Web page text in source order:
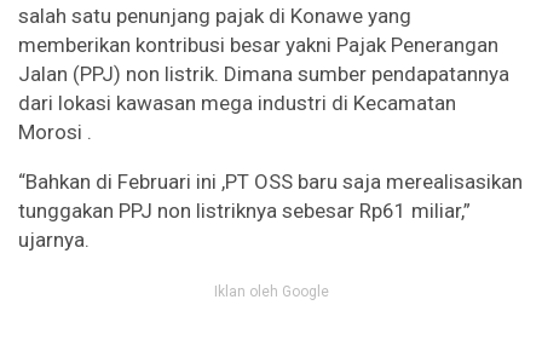
salah satu penunjang pajak di Konawe yang
memberikan kontribusi besar yakni Pajak Penerangan
Jalan (PPJ) non listrik. Dimana sumber pendapatannya
dari lokasi kawasan mega industri di Kecamatan
Morosi .
“Bahkan di Februari ini ,PT OSS baru saja merealisasikan
tunggakan PPJ non listriknya sebesar Rp61 miliar,”
ujarnya.
Iklan oleh Google